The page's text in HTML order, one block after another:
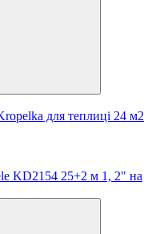
для теплиці 24 м2